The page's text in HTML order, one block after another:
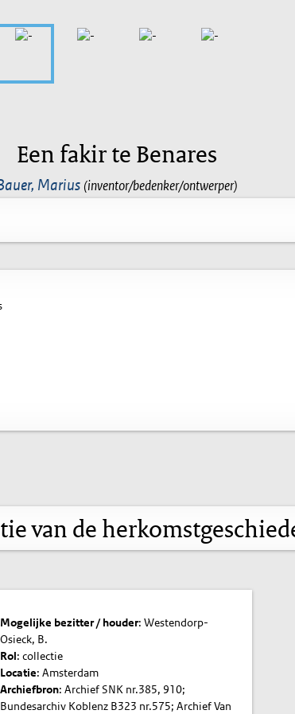
Een fakir te Benares
Marius (inventor/bedenker/ontwerper)
van de
Mogelijke bezitter / houder: Westendorp-
Osieck, B.
Rol: collectie
Locatie: Amsterdam
Archiefbron: Archief SNK nr.385, 910;
Bundesarchiv Koblenz B323 nr.575; Archief Van